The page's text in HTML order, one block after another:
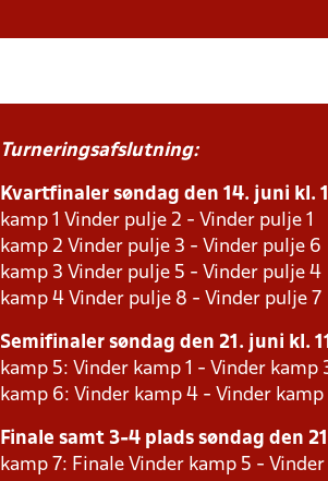
Turneringsafslutning:
Kvartfinaler søndag den 14. juni kl.
kamp 1 Vinder pulje 2 - Vinder pulje 1
kamp 2 Vinder pulje 3 - Vinder pulje 6
kamp 3 Vinder pulje 5 - Vinder pulje 4
kamp 4 Vinder pulje 8 - Vinder pulje 7
Semifinaler søndag den 21. juni kl.
kamp 5: Vinder kamp 1 - Vinder kamp
kamp 6: Vinder kamp 4 - Vinder kamp
Finale samt 3-4 plads søndag den
kamp 7: Finale Vinder kamp 5 -